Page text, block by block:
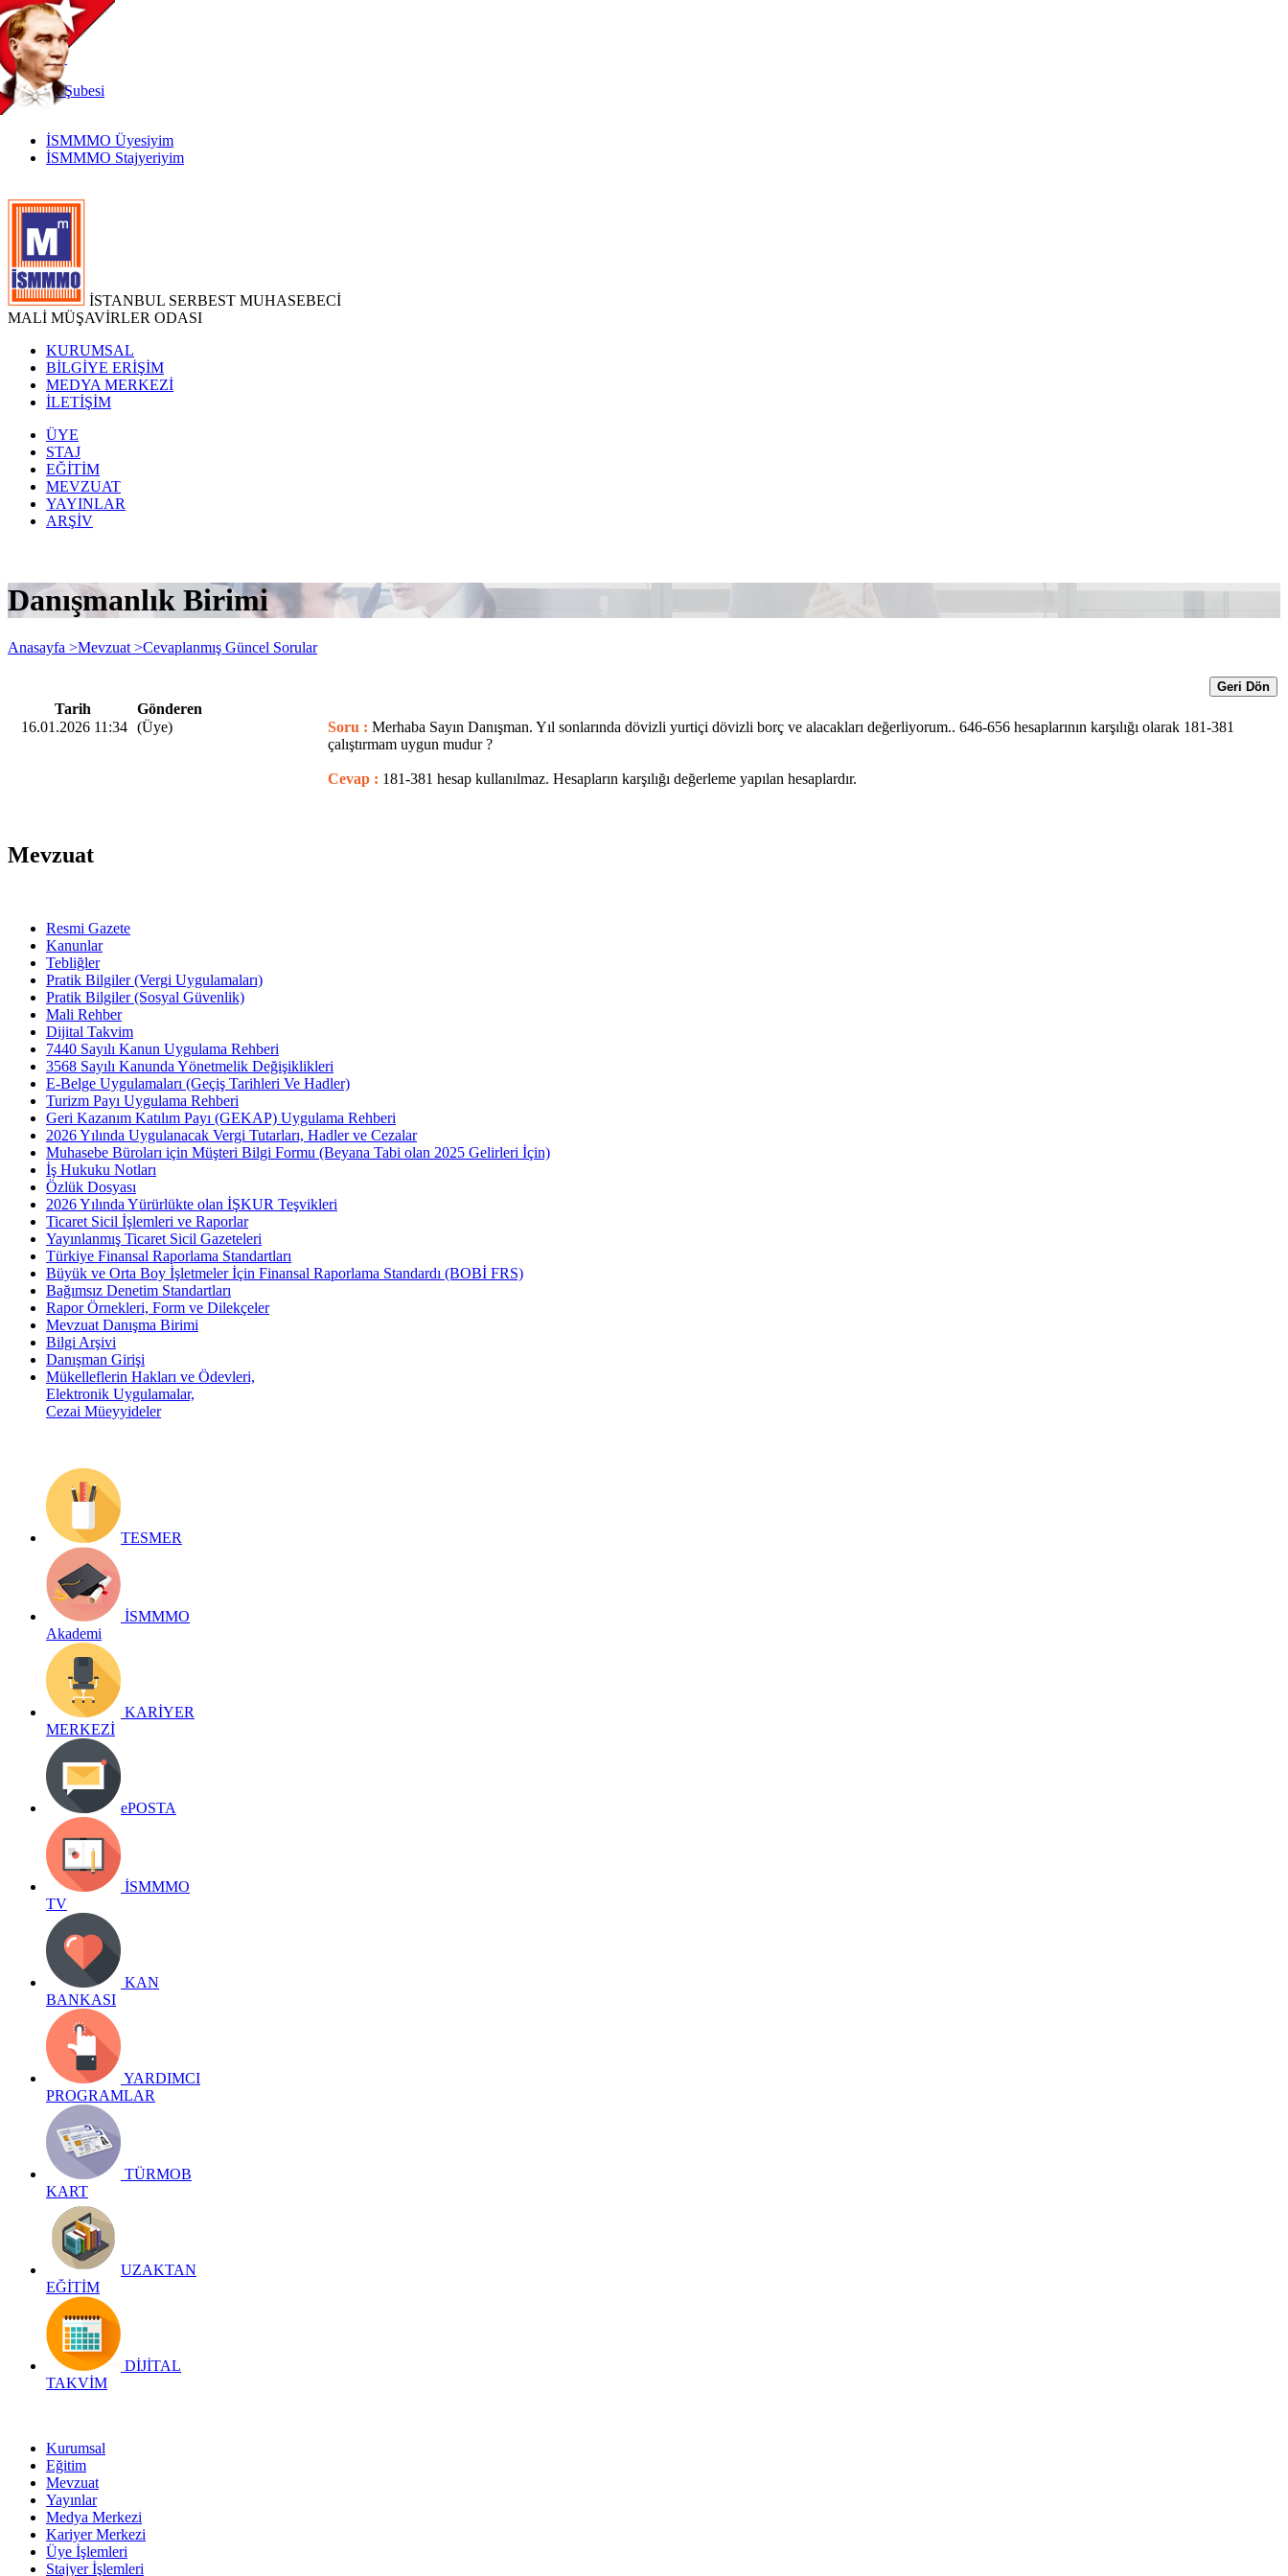
TR
|
EN
İnternetŞubesi
İSMMMO Üyesiyim
İSMMMO Stajyeriyim
İSTANBUL SERBEST MUHASEBECİ
MALİ MÜŞAVİRLER ODASI
KURUMSAL
BİLGİYE ERİŞİM
MEDYA MERKEZİ
İLETİŞİM
ÜYE
STAJ
EĞİTİM
MEVZUAT
YAYINLAR
ARŞİV
Danışmanlık Birimi
Anasayfa >Mevzuat >Cevaplanmış Güncel Sorular
Geri Dön
Tarih
Gönderen
16.01.2026 11:34 (Üye) Soru : Merhaba Sayın Danışman. Yıl sonlarında dövizli yurtiçi dövizli borç ve alacakları değerliyorum.. 646-656 hesaplarının karşılığı olarak 181-381
çalıştırmam uygun mudur ?
Cevap : 181-381 hesap kullanılmaz. Hesapların karşılığı değerleme yapılan hesaplardır.
Mevzuat
Resmi Gazete
Kanunlar
Tebliğler
Pratik Bilgiler (Vergi Uygulamaları)
Pratik Bilgiler (Sosyal Güvenlik)
Mali Rehber
Dijital Takvim
7440 Sayılı Kanun Uygulama Rehberi
3568 Sayılı Kanunda Yönetmelik Değişiklikleri
E-Belge Uygulamaları (Geçiş Tarihleri Ve Hadler)
Turizm Payı Uygulama Rehberi
Geri Kazanım Katılım Payı (GEKAP) Uygulama Rehberi
2026 Yılında Uygulanacak Vergi Tutarları, Hadler ve Cezalar
Muhasebe Büroları için Müşteri Bilgi Formu (Beyana Tabi olan 2025 Gelirleri İçin)
İş Hukuku Notları
Özlük Dosyası
2026 Yılında Yürürlükte olan İŞKUR Teşvikleri
Ticaret Sicil İşlemleri ve Raporlar
Yayınlanmış Ticaret Sicil Gazeteleri
Türkiye Finansal Raporlama Standartları
Büyük ve Orta Boy İşletmeler İçin Finansal Raporlama Standardı (BOBİ FRS)
Bağımsız Denetim Standartları
Rapor Örnekleri, Form ve Dilekçeler
Mevzuat Danışma Birimi
Bilgi Arşivi
Danışman Girişi
Mükelleflerin Hakları ve Ödevleri,
Elektronik Uygulamalar,
Cezai Müeyyideler
TESMER
İSMMMO
Akademi
KARİYER
MERKEZİ
ePOSTA
İSMMMO
TV
KAN
BANKASI
YARDIMCI
PROGRAMLAR
TÜRMOB
KART
UZAKTAN
EĞİTİM
DİJİTAL
TAKVİM
Kurumsal
Eğitim
Mevzuat
Yayınlar
Medya Merkezi
Kariyer Merkezi
Üye İşlemleri
Stajyer İşlemleri